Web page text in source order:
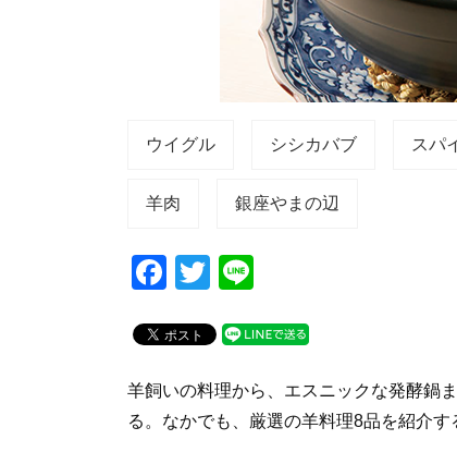
ウイグル シシカバブ スパ
羊肉 銀座やまの辺
F
c
e
b
T
tt
er
e
羊飼いの料理から、エスニックな発酵鍋
る。なかでも、厳選の羊料理8品を紹介す